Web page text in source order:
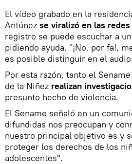
El vídeo grabado en la
Antúnez se viralizó en las
registro se puede escuchar a
pidiendo ayuda. "¡No, por fa!,
es posible distinguir en el
Por esta razón, tanto el
de la Niñez realizan
presunto hecho de violencia.
El Sename señaló en un
difundidas nos preocupan y
nuestro principal objetivo es y
proteger los derechos de los
adolescentes".